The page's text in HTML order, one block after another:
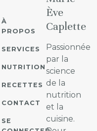
À
PROPOS
SERVICES
NUTRITION
RECETTES
CONTACT
SE
Ève
Caplette
Passionnée
par la
science
de la
nutrition
et la
cuisine.